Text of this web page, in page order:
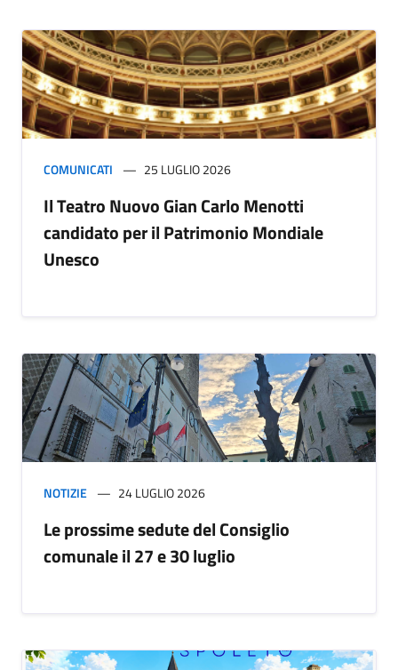
COMUNICATI 25 LUGLIO 2026
Il Teatro Nuovo Gian Carlo Menotti
candidato per il Patrimonio Mondiale
Unesco
NOTIZIE 24 LUGLIO 2026
Le prossime sedute del Consiglio
comunale il 27 e 30 luglio